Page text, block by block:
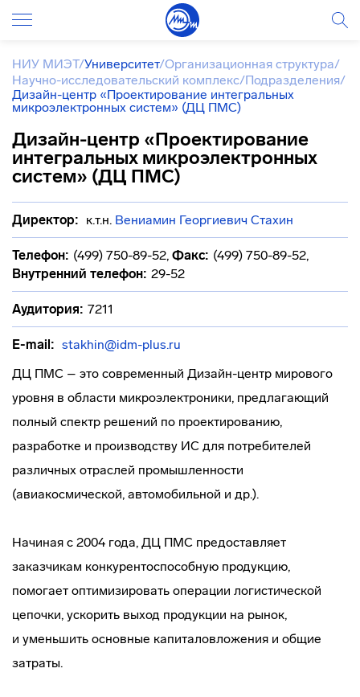
НИУ МИЭТ/Университет/Организационная структура/
Научно-исследовательский комплекс/Подразделения/
Дизайн-центр «Проектирование интегральных
микроэлектронных систем» (ДЦ ПМС)
Дизайн-центр «Проектирование
интегральных микроэлектронных
систем» (ДЦ ПМС)
Директор: к.т.н. Вениамин Георгиевич Стахин
Телефон: (499) 750-89-52, Факс: (499) 750-89-52,
Внутренний телефон: 29-52
Аудитория: 7211
E-mail: stakhin@idm-plus.ru
ДЦ ПМС – это современный Дизайн-центр мирового
уровня в области микроэлектроники, предлагающий
полный спектр решений по проектированию,
разработке и производству ИС для потребителей
различных отраслей промышленности
(авиакосмической, автомобильной и др.).
Начиная с 2004 года, ДЦ ПМС предоставляет
заказчикам конкурентоспособную продукцию,
помогает оптимизировать операции логистической
цепочки, ускорить выход продукции на рынок,
и уменьшить основные капиталовложения и общие
затраты.